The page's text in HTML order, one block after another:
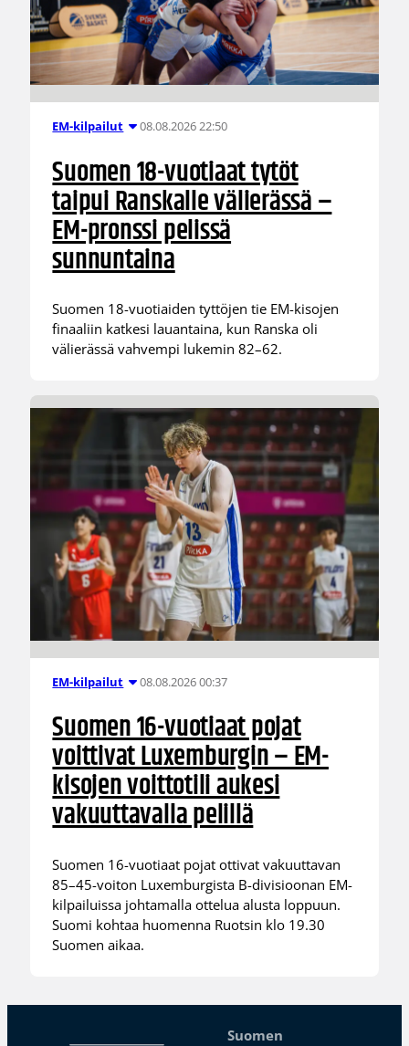
EM-kilpailut 08.08.2026 22:50
Suomen 18-vuotiaat tytöt
taipui Ranskalle välierässä –
EM-pronssi pelissä
sunnuntaina
Suomen 18-vuotiaiden tyttöjen tie EM-kisojen
finaaliin katkesi lauantaina, kun Ranska oli
välierässä vahvempi lukemin 82–62.
EM-kilpailut 08.08.2026 00:37
Suomen 16-vuotiaat pojat
voittivat Luxemburgin – EM-
kisojen voittotili aukesi
vakuuttavalla pelillä
Suomen 16-vuotiaat pojat ottivat vakuuttavan
85–45-voiton Luxemburgista B-divisioonan EM-
kilpailuissa johtamalla ottelua alusta loppuun.
Suomi kohtaa huomenna Ruotsin klo 19.30
Suomen aikaa.
Suomen